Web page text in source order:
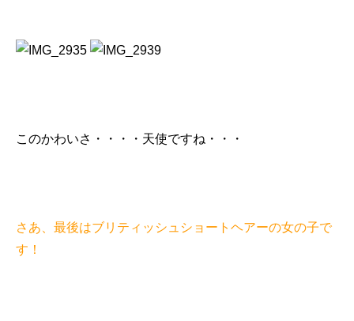
このかわいさ・・・・天使ですね・・・
さあ、最後はブリティッシュショートヘアーの女の子で
す！